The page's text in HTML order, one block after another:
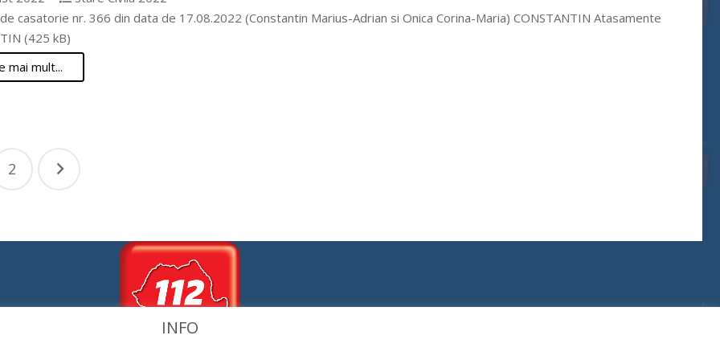
casatorie nr. 366 din data de 17.08.2022 (Constantin Marius-Adrian si Onica Corina-Maria) CONSTANTIN Atasamente
(425 kB)
mai mult...
2
INFO